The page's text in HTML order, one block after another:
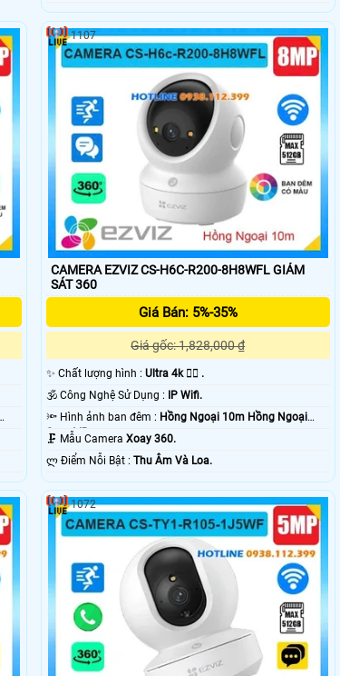
CAMERA EZVIZ CS-H6C-R200-8H8WFL GIÁM
SÁT 360
Giá Bán: 5%-35%
Giá gốc: 1,828,000 ₫
✨ Chất lượng hình : Ultra 4k 👍🏾 .
🕉️ Công Nghệ Sử Dụng :
IP Wifi.
🔦 Hình ảnh ban đêm : Hồng Ngoại 10m Hồng Ngoại
Smart IR.
🗜️ Mẫu Camera Xoay 360.
️ლ Điểm Nỗi Bật : Thu Âm Và Loa.
1107
1072